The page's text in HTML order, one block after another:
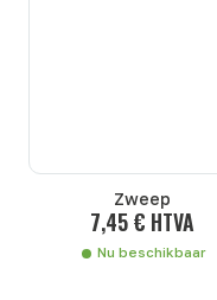
Zweep
7,45 € HTVA
Nu beschikbaar